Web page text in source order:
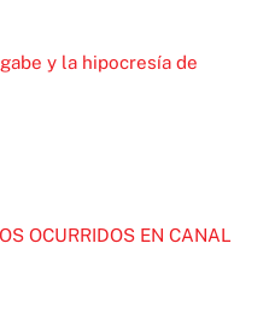
y la hipocresía de
OCURRIDOS EN CANAL